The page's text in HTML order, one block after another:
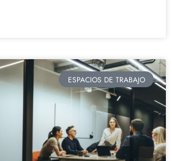
ESPACIOS DE TRABAJO